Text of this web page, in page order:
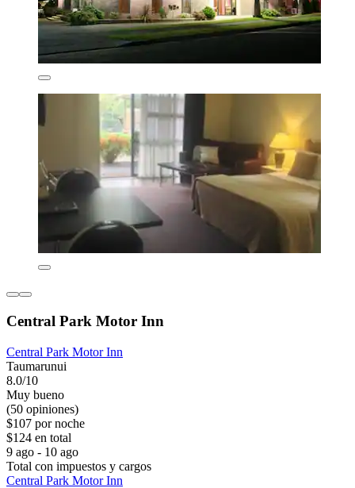
Central Park Motor Inn
Central Park Motor Inn
Taumarunui
8.0/10
Muy bueno
(50 opiniones)
$107 por noche
$124 en total
9 ago - 10 ago
Total con impuestos y cargos
Central Park Motor Inn